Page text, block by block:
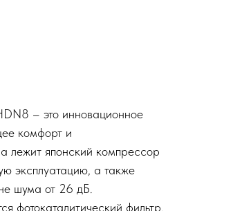
– это инновационное
комфорт и
лежит японский компрессор
эксплуатацию, а также
шума от 26 дБ.
фотокаталитический фильтр,